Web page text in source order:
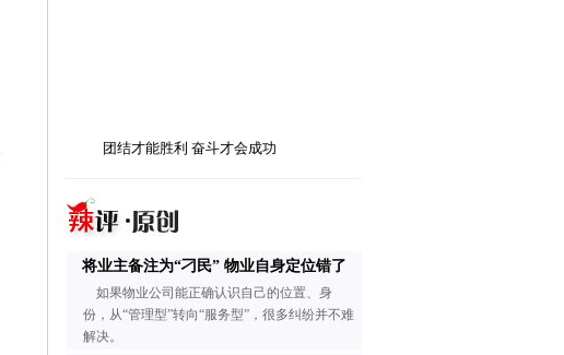
团结才能胜利 奋斗才会成功
将业主备注为“刁民” 物业自身定位错了
如果物业公司能正确认识自己的位置、身
份，从“管理型”转向“服务型”，很多纠纷并不难
解决。